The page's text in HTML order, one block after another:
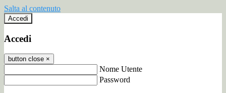
Salta al contenuto
Accedi
Accedi
button close ×
Nome Utente
Password